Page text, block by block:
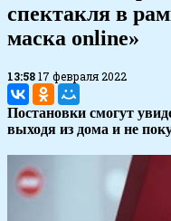
спектакля в
маска online»
13:5817 февраля 2022
Постановки смогут
выходя из дома и не